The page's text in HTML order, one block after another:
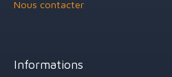
Nous contacter
Informations